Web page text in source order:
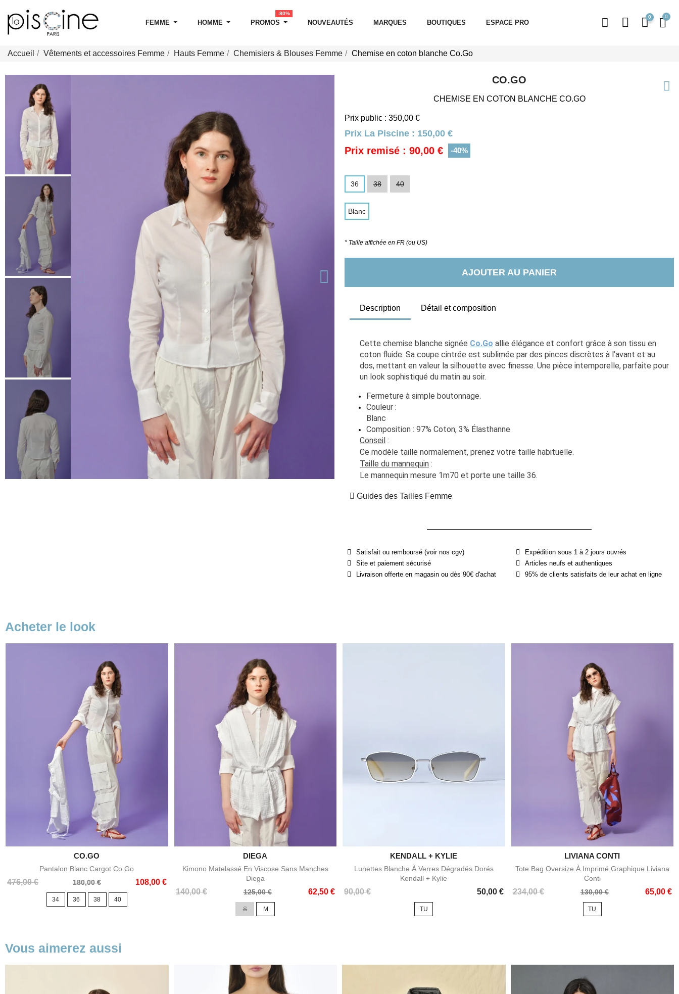
FEMME HOMME PROMOS
-80%
NOUVEAUTÉS MARQUES BOUTIQUES ESPACE PRO
0
Accueil Vêtements et accessoires Femme Hauts Femme Chemisiers & Blouses Femme Chemise en coton blanche Co.Go
CO.GO
CHEMISE EN COTON BLANCHE CO.GO
Prix public : 350,00 €
Prix La Piscine : 150,00 €
Prix remisé : 90,00 € -40%
36 38 40
Blanc
* Taille affichée en FR (ou US)
AJOUTER AU PANIER
Description Détail et composition
Cette chemise blanche signée Co.Go allie élégance et confort grâce à son tissu en
coton fluide. Sa coupe cintrée est sublimée par des pinces discrètes à l’avant et au
dos, mettant en valeur la silhouette avec finesse. Une pièce intemporelle, parfaite pour
un look sophistiqué du matin au soir.
Fermeture à simple boutonnage.
Couleur :
Composition : 97% Coton, 3% Élasthanne
Conseil :
Ce modèle taille normalement, prenez votre taille habituelle.
Taille du mannequin :
Le mannequin mesure 1m70 et porte une taille 36.
Guides des Tailles Femme
Satisfait ou remboursé (voir nos cgv)
Site et paiement sécurisé
Livraison offerte en magasin ou dès 90€ d'achat
Expédition sous 1 à 2 jours ouvrés
Articles neufs et authentiques
95% de clients satisfaits de leur achat en ligne
Acheter le look
Aperçu rapide
CO.GO
Pantalon Blanc Cargot Co.go
476,00 €
Prix
180,00 € 108,00 €
Prix
34 36 38 40
Aperçu rapide
DIEGA
Kimono Matelassé En Viscose Sans Manches
Diega
140,00 €
Prix
125,00 € 62,50 €
Prix
S M
Aperçu rapide
KENDALL + KYLIE
Lunettes Blanche À Verres Dégradés Dorés
Kendall + Kylie
90,00 € 50,00 €
Prix
TU
Aperçu rapide
LIVIANA CONTI
Tote Bag Oversize À Imprimé Graphique Liviana
Conti
234,00 €
Prix
130,00 € 65,00 €
Prix
TU
Vous aimerez aussi